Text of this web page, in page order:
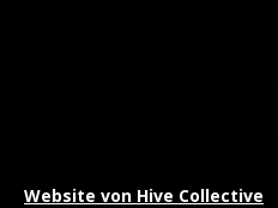
Website von Hive Collective